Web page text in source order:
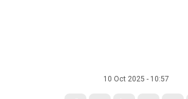
10 Oct 2025 - 10:57